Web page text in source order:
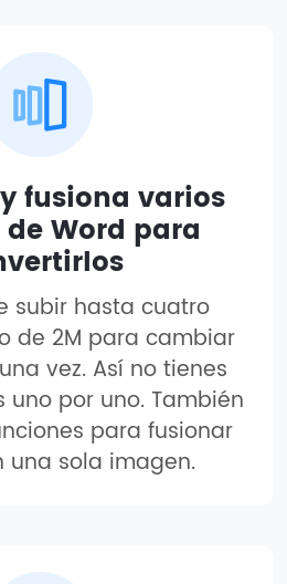
fusiona varios
Word para
subir hasta cuatro
de 2M para cambiar
vez. Así no tienes
por uno. También
para fusionar
una sola imagen.